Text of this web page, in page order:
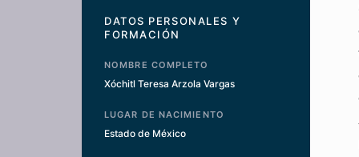
DATOS PERSONALES Y
FORMACIÓN
NOMBRE COMPLETO
Xóchitl Teresa Arzola Vargas
LUGAR DE NACIMIENTO
Estado de México